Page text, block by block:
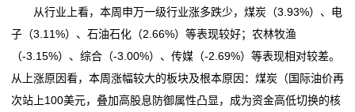
从行业上看，本周申万一级行业涨多跌少，煤炭（3.93%）、电
子（3.11%）、石油石化（2.66%）等表现较好；农林牧渔
（-3.15%）、综合（-3.00%）、传媒（-2.69%）等表现相对较差。
从上涨原因看，本周涨幅较大的板块及根本原因：煤炭（国际油价再
次站上100美元，叠加高股息防御属性凸显，成为资金高低切换的核